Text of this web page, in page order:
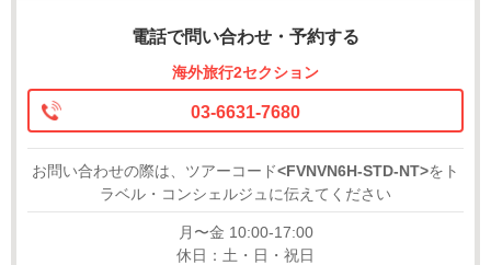
電話で問い合わせ・予約する
海外旅行2セクション
03-6631-7680
お問い合わせの際は、ツアーコード<FVNVN6H-STD-NT>をト
ラベル・コンシェルジュに伝えてください
月〜金 10:00-17:00
休日：土・日・祝日